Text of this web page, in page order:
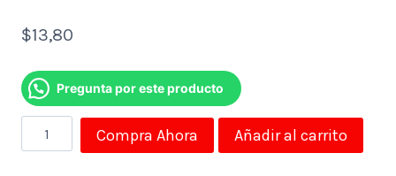
$13,80
Pregunta por este producto
Mini
Máquina
Compra Ahora Añadir al carrito